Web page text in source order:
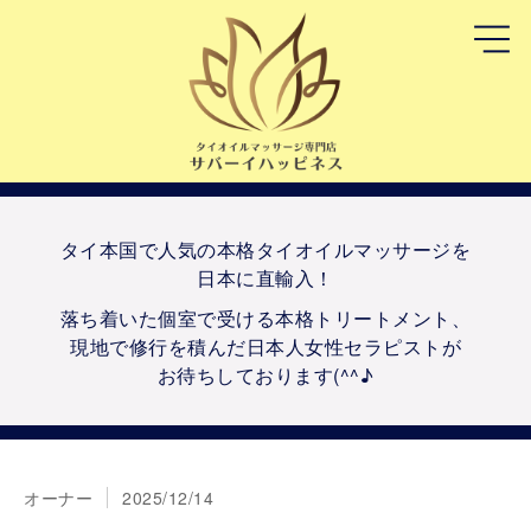
タイ本国で人気の本格タイオイルマッサージを
日本に直輸入！
落ち着いた個室で受ける本格トリートメント、
現地で修行を積んだ日本人女性セラピストが
お待ちしております(^^♪
オーナー 2025/12/14